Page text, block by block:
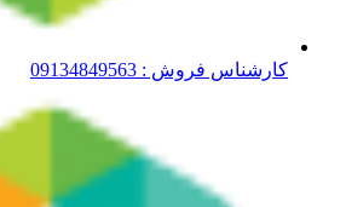
کارشناس فروش : 09134849563